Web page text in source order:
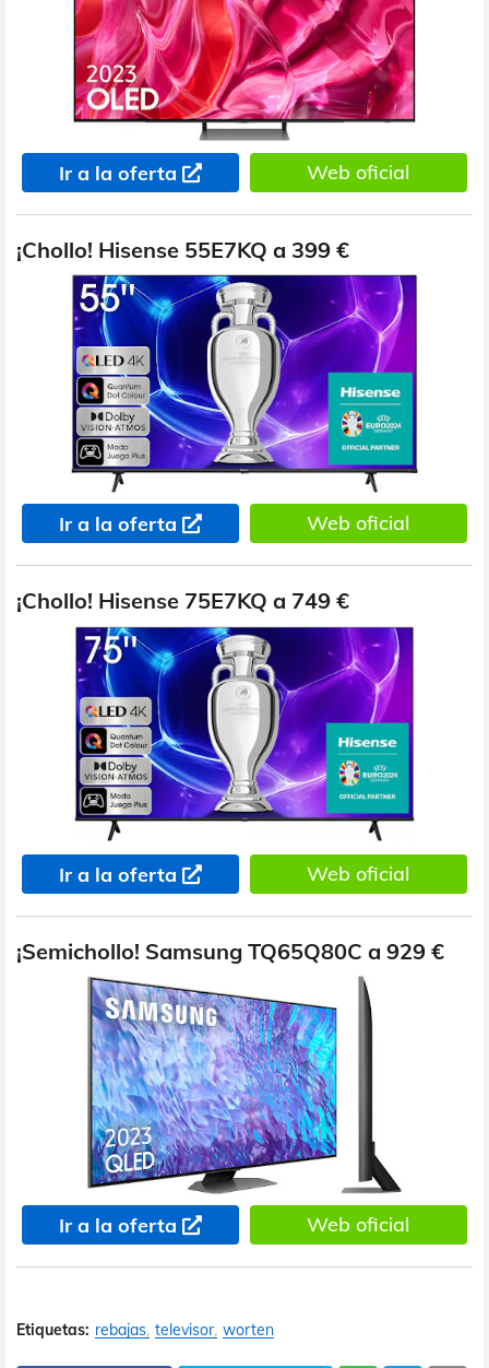
Ir a la oferta Web oficial
¡Chollo! Hisense 55E7KQ a 399 €
Ir a la oferta Web oficial
¡Chollo! Hisense 75E7KQ a 749 €
Ir a la oferta Web oficial
¡Semichollo! Samsung TQ65Q80C a 929 €
Ir a la oferta Web oficial
Etiquetas: rebajas televisor worten